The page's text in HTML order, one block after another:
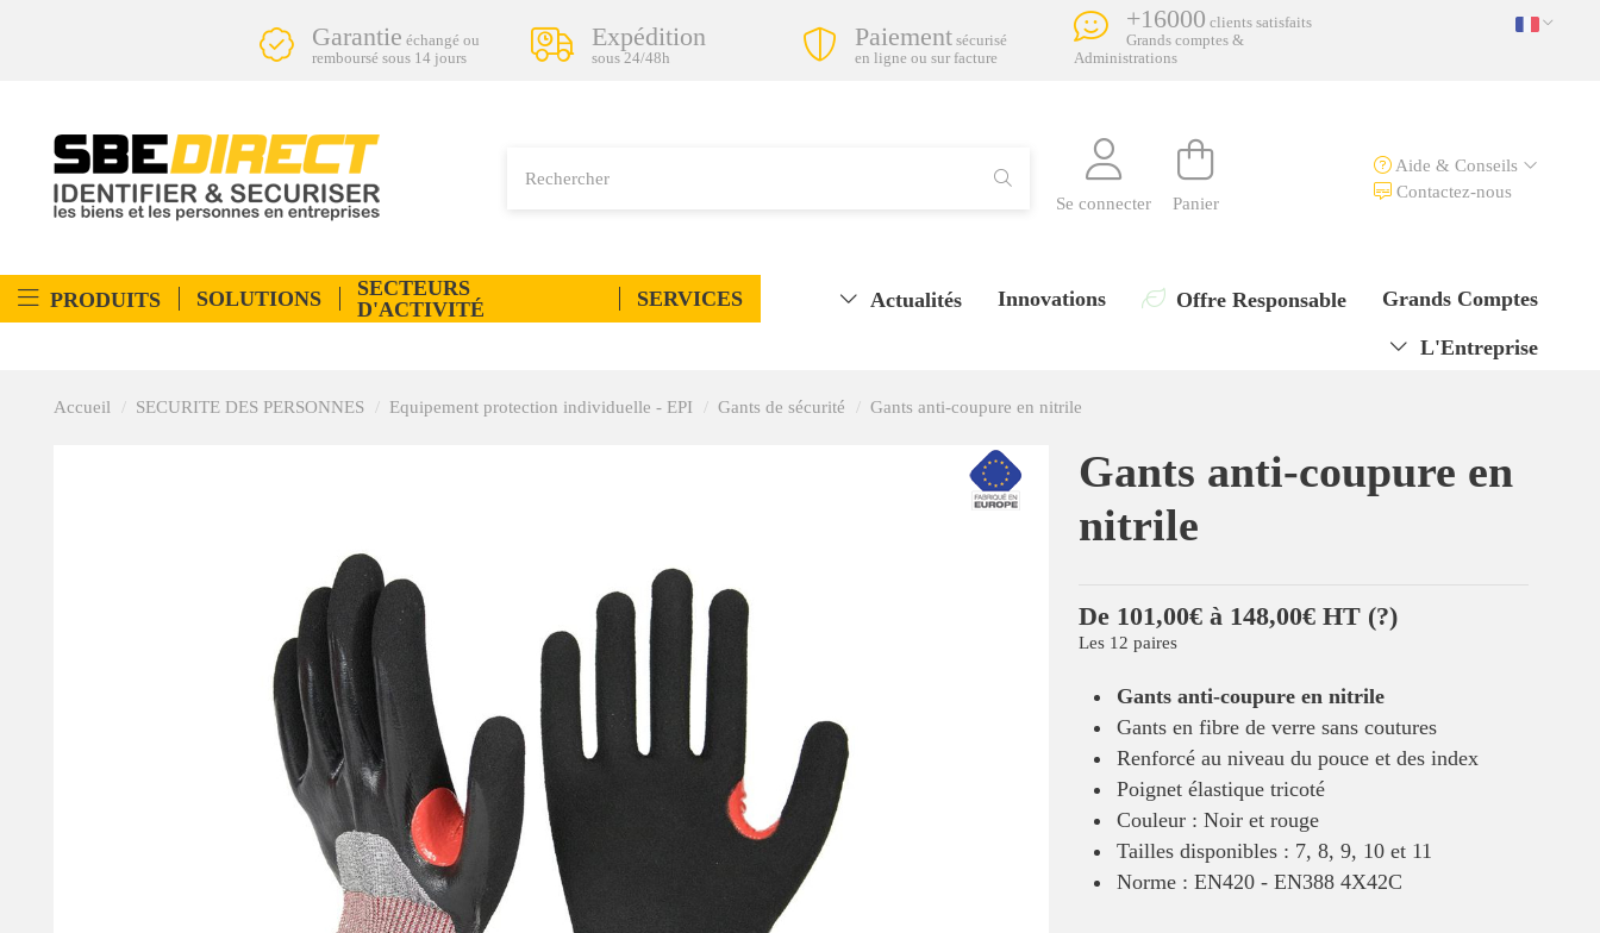
Garantie échangé ou
remboursé sous 14 jours
Expédition
sous 24/48h
Paiement sécurisé
en ligne ou sur facture
+16000 clients satisfaits
Grands comptes &
Administrations
Se connecter Panier
Aide & Conseils
Contactez-nous
PRODUITS SOLUTIONS
SECTEURS
D'ACTIVITÉ
SERVICES Grands Comptes
Offre Responsable
Innovations
Actualités
L'Entreprise
Accueil SECURITE DES PERSONNES Equipement protection individuelle - EPI Gants de sécurité Gants anti-coupure en nitrile
Gants anti-coupure en
nitrile
De 101,00€ à 148,00€ HT (?)
Les 12 paires
Gants anti-coupure en nitrile
Gants en fibre de verre sans coutures
Renforcé au niveau du pouce et des index
Poignet élastique tricoté
Couleur : Noir et rouge
Tailles disponibles : 7, 8, 9, 10 et 11
Norme : EN420 - EN388 4X42C